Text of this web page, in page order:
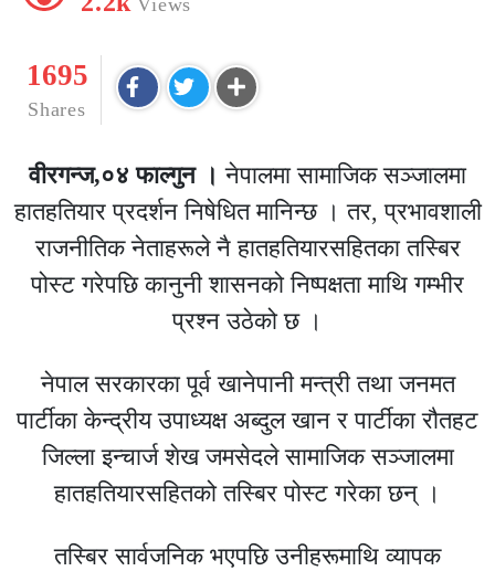
1695
Shares
वीरगन्ज,०४ फाल्गुन । नेपालमा सामाजिक सञ्जालमा
हातहतियार प्रदर्शन निषेधित मानिन्छ । तर, प्रभावशाली
राजनीतिक नेताहरूले नै हातहतियारसहितका तस्बिर
पोस्ट गरेपछि कानुनी शासनको निष्पक्षता माथि गम्भीर
प्रश्न उठेको छ ।
नेपाल सरकारका पूर्व खानेपानी मन्त्री तथा जनमत
पार्टीका केन्द्रीय उपाध्यक्ष अब्दुल खान र पार्टीका रौतहट
जिल्ला इन्चार्ज शेख जमसेदले सामाजिक सञ्जालमा
हातहतियारसहितको तस्बिर पोस्ट गरेका छन् ।
तस्बिर सार्वजनिक भएपछि उनीहरूमाथि व्यापक